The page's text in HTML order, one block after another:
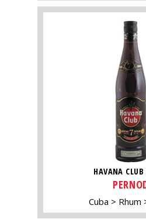
HAVANA
Cuba Rhum